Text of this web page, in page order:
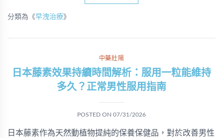
分類為《早洩治療》
中藥壯陽
日本藤素效果持續時間解析：服用一粒能維持
多久？正常男性服用指南
POSTED ON 07/31/2026
日本藤素作為天然動植物提純的保養保健品，對於改善男性